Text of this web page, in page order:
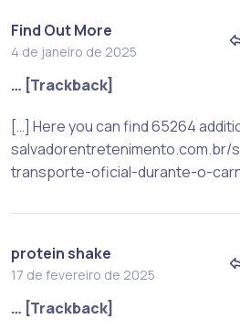
Find Out More
4 de janeiro de 2025
… [Trackback]
[…] Here you can find 65264
salvadorentretenimento.com.br/
transporte-oficial-durante-o-
protein shake
17 de fevereiro de 2025
… [Trackback]